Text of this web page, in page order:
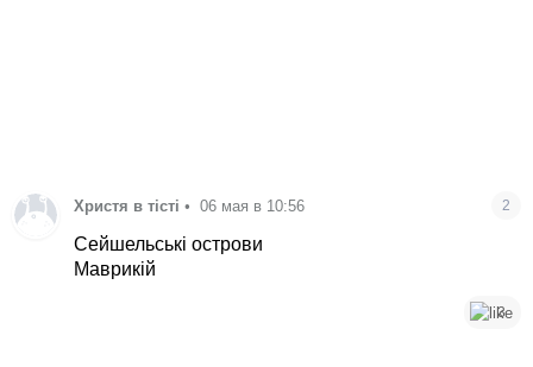
Христя в тiстi • 06 мая в 10:56 2
Сейшельські острови
Маврикій
3